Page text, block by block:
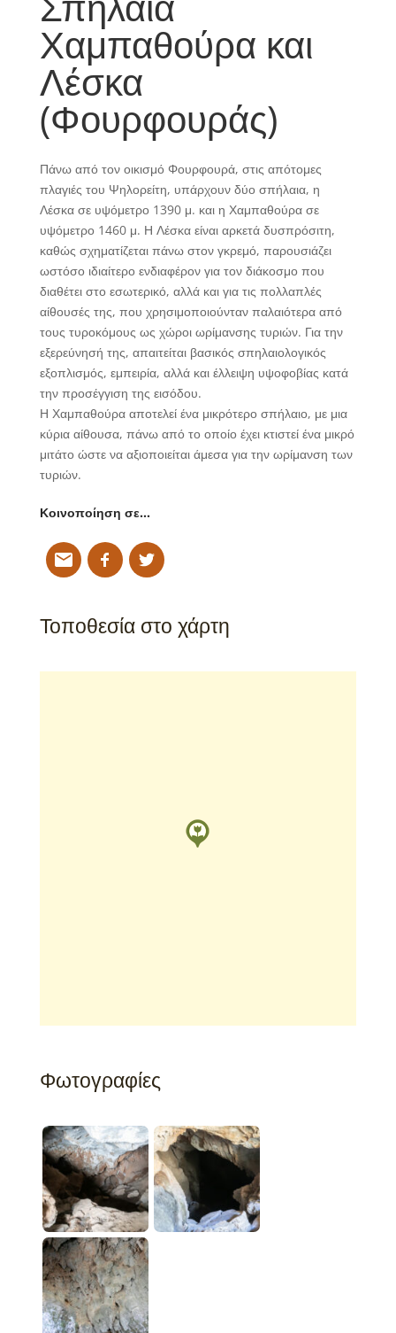
Χαμπαθούρα και
Λέσκα
(Φουρφουράς)
Πάνω από τον οικισμό Φουρφουρά, στις απότομες
πλαγιές του Ψηλορείτη, υπάρχουν δύο σπήλαια, η
Λέσκα σε υψόμετρο 1390 μ. και η Χαμπαθούρα σε
υψόμετρο 1460 μ. Η Λέσκα είναι αρκετά δυσπρόσιτη,
καθώς σχηματίζεται πάνω στον γκρεμό, παρουσιάζει
ωστόσο ιδιαίτερο ενδιαφέρον για τον διάκοσμο που
διαθέτει στο εσωτερικό, αλλά και για τις πολλαπλές
αίθουσές της, που χρησιμοποιούνταν παλαιότερα από
τους τυροκόμους ως χώροι ωρίμανσης τυριών. Για την
εξερεύνησή της, απαιτείται βασικός σπηλαιολογικός
εξοπλισμός, εμπειρία, αλλά και έλλειψη υψοφοβίας κατά
την προσέγγιση της εισόδου.
Η Χαμπαθούρα αποτελεί ένα μικρότερο σπήλαιο, με μια
κύρια αίθουσα, πάνω από το οποίο έχει κτιστεί ένα μικρό
μιτάτο ώστε να αξιοποιείται άμεσα για την ωρίμανση των
τυριών.
Κοινοποίηση σε…
Τοποθεσία στο χάρτη
Φωτογραφίες